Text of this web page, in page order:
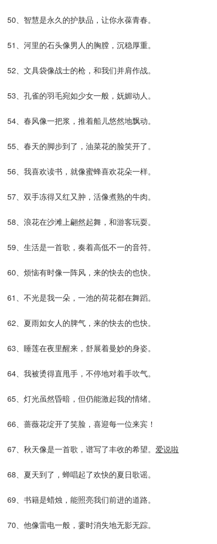
50、智慧是永久的护肤品，让你永葆青春。
51、河里的石头像男人的胸膛，沉稳厚重。
52、文具袋像战士的枪，和我们并肩作战。
53、孔雀的羽毛宛如少女一般，妩媚动人。
54、春风像一把浆，推着船儿悠然地飘动。
55、春天的脚步到了，油菜花的脸笑开了。
56、我喜欢读书，就像蜜蜂喜欢花朵一样。
57、双手冻得又红又肿，活像煮熟的牛肉。
58、浪花在沙滩上翩然起舞，和游客玩耍。
59、生活是一首歌，奏着高低不一的音符。
60、烦恼有时像一阵风，来的快去的也快。
61、不光是我一朵，一池的荷花都在舞蹈。
62、夏雨如女人的脾气，来的快去的也快。
63、睡莲在夜里醒来，舒展着曼妙的身姿。
64、我被烫得直甩手，不停地对着手吹气。
65、灯光虽然昏暗，但仍能激起我的情绪。
66、蔷薇花绽开了笑脸，喜迎每一位来宾！
67、秋天像是一首歌，谱写了丰收的希望。 爱说啦
68、夏天到了，蝉唱起了欢快的夏日歌谣。
69、书籍是蜡烛，能照亮我们前进的道路。
70、他像雷电一般，霎时消失地无影无踪。